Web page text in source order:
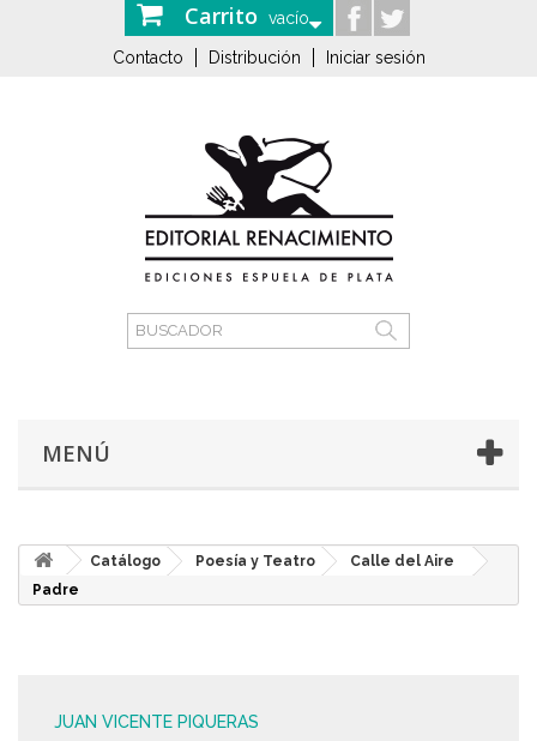
Carrito vacío
Contacto Distribución Iniciar sesión
MENÚ
Catálogo Poesía y Teatro
Calle del Aire
Padre
JUAN VICENTE PIQUERAS